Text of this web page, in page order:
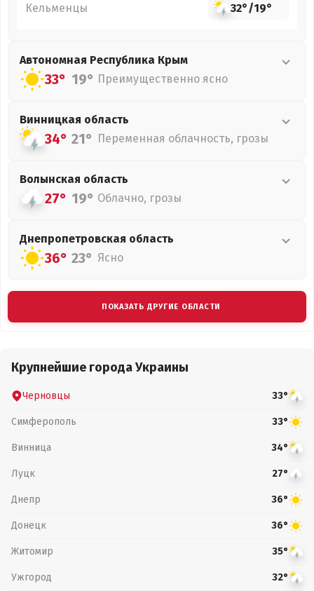
Кельменцы 32°/19°
Автономная Республика Крым
33° 19° Преимущественно ясно
Винницкая область
34° 21° Переменная облачность, грозы
Волынская область
27° 19° Облачно, грозы
Днепропетровская область
36° 23° Ясно
ПОКАЗАТЬ ДРУГИЕ ОБЛАСТИ
Крупнейшие города Украины
Черновцы 33°
Симферополь 33°
Винница 34°
Луцк 27°
Днепр 36°
Донецк 36°
Житомир 35°
Ужгород 32°